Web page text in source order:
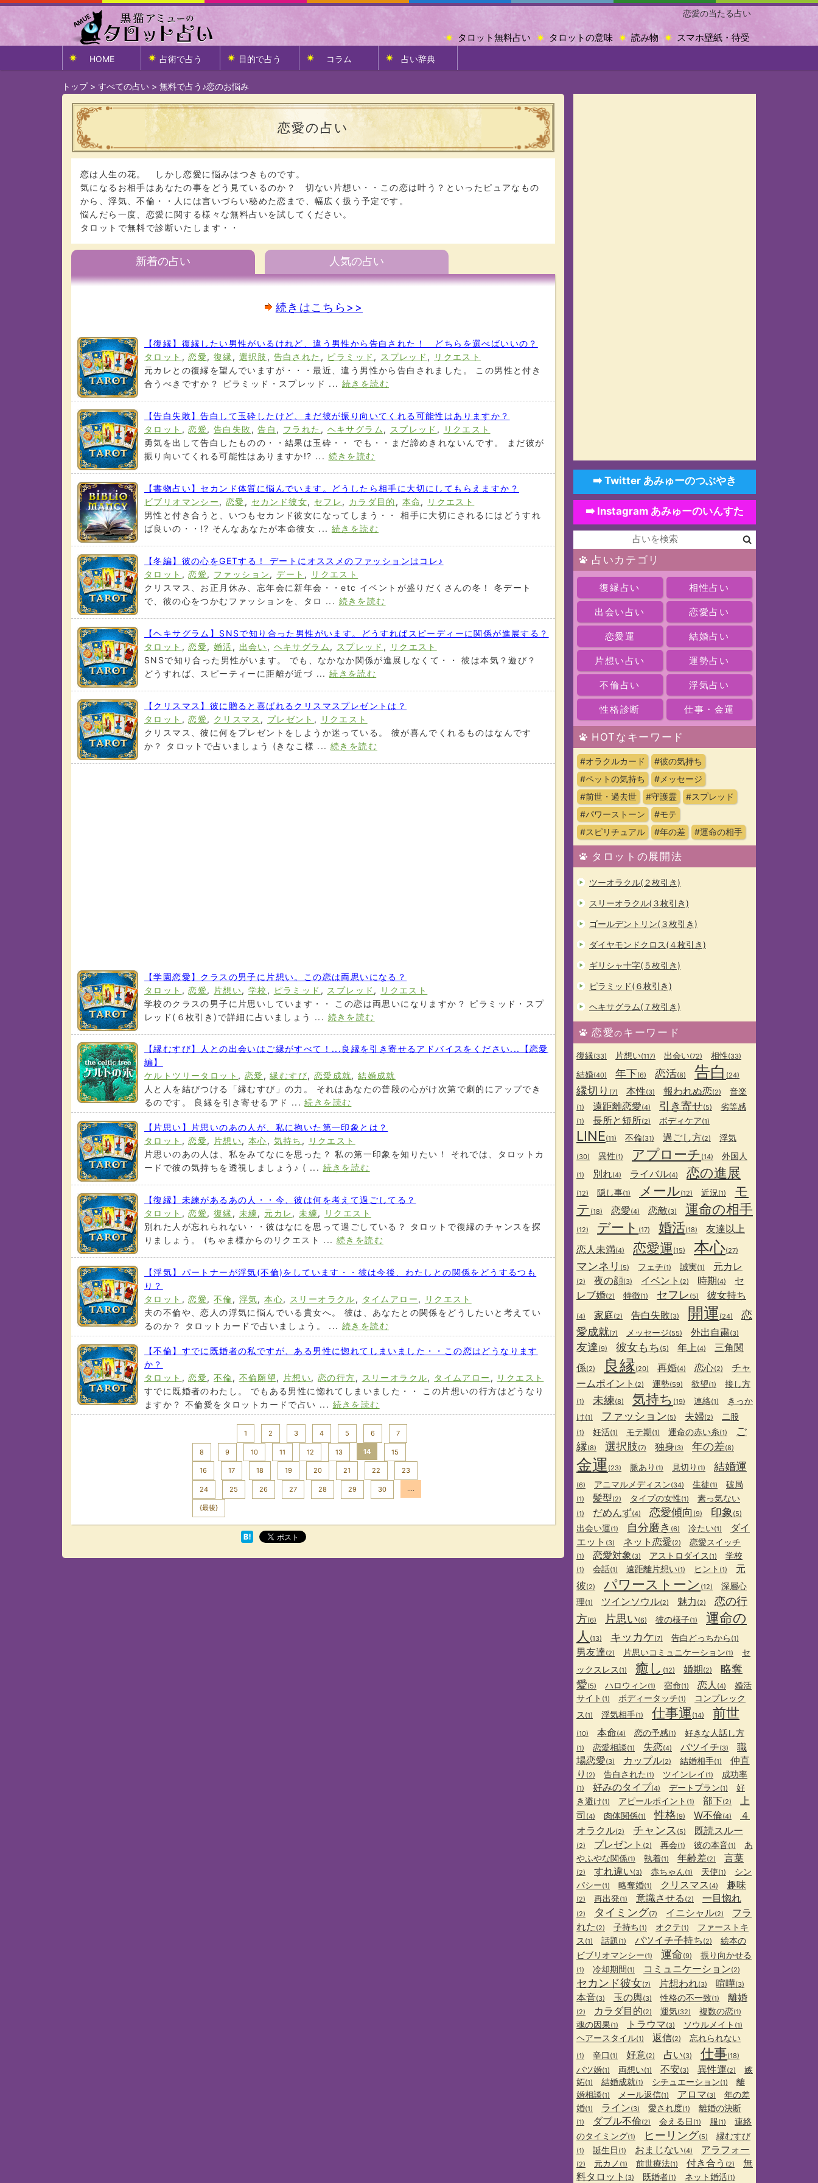
恋愛の当たる占い
スマホ壁紙・待受
読み物
タロットの意味
タロット無料占い
HOME 占術で占う 目的で占う コラム 占い辞典
トップ> すべての占い > 無料で占う♪恋のお悩み
恋愛の占い
恋は人生の花。 しかし恋愛に悩みはつきものです。
気になるお相手はあなたの事をどう見ているのか？ 切ない片想い・・この恋は叶う？といったピュアなもの
から、浮気、不倫・・人には言いづらい秘めた恋まで、幅広く扱う予定です。
悩んだら一度、恋愛に関する様々な無料占いを試してください。
タロットで無料で診断いたします・・
新着の占い 人気の占い
続きはこちら>>
【復縁】復縁したい男性がいるけれど、違う男性から告白された！ どちらを選べばいいの？
タロット ,恋愛,復縁 , 選択肢 , 告白された , ピラミッド , スプレッド ,
リクエスト
元カレとの復縁を望んでいますが・・・最近、違う男性から告白されました。 この男性と付き
合うべきですか？ ピラミッド・スプレッド ... 続きを読む
【告白失敗】告白して玉砕したけど、まだ彼が振り向いてくれる可能性はありますか？
タロット ,恋愛,告白失敗 ,告白 , フラれた , ヘキサグラム , スプレッド ,
リクエスト
勇気を出して告白したものの・・結果は玉砕・・ でも・・まだ諦めきれないんです。 まだ彼が
振り向いてくれる可能性はありますか!? ... 続きを読む
【書物占い】セカンド体質に悩んでいます。どうしたら相手に大切にしてもらえますか？
ビブリオマンシー, 恋愛 , セカンド彼女, セフレ , カラダ目的 , 本命,
リクエスト
男性と付き合うと、いつもセカンド彼女になってしまう・・ 相手に大切にされるにはどうすれ
ば良いの・・!? そんなあなたが本命彼女 ... 続きを読む
【冬編】彼の心をGETする！ デートにオススメのファッションはコレ♪
タロット ,恋愛, ファッション,デート ,
リクエスト
クリスマス、お正月休み、忘年会に新年会・・etc イベントが盛りだくさんの冬！ 冬デート
で、彼の心をつかむファッションを、タロ ... 続きを読む
【ヘキサグラム】SNSで知り合った男性がいます。どうすればスピーディーに関係が進展する？
タロット ,恋愛,婚活, 出会い, ヘキサグラム , スプレッド ,
リクエスト
SNSで知り合った男性がいます。 でも、なかなか関係が進展しなくて・・ 彼は本気？遊び？
どうすれば、スピーティーに距離が近づ ...続きを読む
【クリスマス】彼に贈ると喜ばれるクリスマスプレゼントは？
タロット ,恋愛, クリスマス , プレゼント ,
リクエスト
クリスマス、彼に何をプレゼントをしようか迷っている。 彼が喜んでくれるものはなんです
か？ タロットで占いましょう (きなこ様 ... 続きを読む
【学園恋愛】クラスの男子に片想い。この恋は両思いになる？
タロット ,恋愛, 片想い,学校 , ピラミッド , スプレッド ,
リクエスト
学校のクラスの男子に片思いしています・・ この恋は両思いになりますか？ ピラミッド・スプ
レッド(６枚引き)で詳細に占いましょう ... 続きを読む
【縁むすび】人との出会いはご縁がすべて！...良縁を引き寄せるアドバイスをください...【恋愛
編】
ケルトツリータロット , 恋愛 ,縁むすび, 恋愛成就,結婚成就
人と人を結びつける「縁むすび」の力。 それはあなたの普段の心がけ次第で劇的にアップでき
るのです。 良縁を引き寄せるアド ...続きを読む
【片思い】片思いのあの人が、私に抱いた第一印象とは？
タロット ,恋愛, 片想い,本心, 気持ち ,
リクエスト
片思いのあの人は、私をみてなにを思った？ 私の第一印象を知りたい！ それでは、タロットカ
ードで彼の気持ちを透視しましょう♪ ( ... 続きを読む
【復縁】未練があるあの人・・今、彼は何を考えて過ごしてる？
タロット ,恋愛,復縁 , 未練, 元カレ ,未練,
リクエスト
別れた人が忘れられない・・彼はなにを思って過ごしている？ タロットで復縁のチャンスを探
りましょう。 (ちゃま様からのリクエスト ... 続きを読む
【浮気】パートナーが浮気(不倫)をしています・・彼は今後、わたしとの関係をどうするつも
り？
タロット ,恋愛,不倫, 浮気,本心, スリーオラクル, タイムアロー,
リクエスト
夫の不倫や、恋人の浮気に悩んでいる貴女へ。 彼は、あなたとの関係をどうしたいと考えてい
るのか？ タロットカードで占いましょう。 ... 続きを読む
【不倫】すでに既婚者の私ですが、ある男性に惚れてしまいました・・この恋はどうなります
か？
タロット ,恋愛,不倫, 不倫願望, 片想い,恋の行方, スリーオラクル, タイムアロー , リクエスト
すでに既婚者のわたし。 でもある男性に惚れてしまいました・・ この片想いの行方はどうなり
ますか？ 不倫愛をタロットカードで占い ... 続きを読む
1 2 3 4 5 6 7
8 9 10 11 12 13 14 15
16 17 18 19 20 21 22 23
24 25 26 27 28 29 30 ....
{最後}
➡️ Twitter あみゅーのつぶやき
➡️ Instagram あみゅーのいんすた
占いカテゴリ
復縁占い 相性占い
出会い占い 恋愛占い
恋愛運 結婚占い
片想い占い 運勢占い
不倫占い 浮気占い
性格診断 仕事・金運
HOTなキーワード
#オラクルカード
#彼の気持ち
#ペットの気持ち
#メッセージ
#前世・過去世
#守護霊
#スプレッド
#パワーストーン
#モテ
#スピリチュアル
#年の差 #運命の相手
タロットの展開法
ツーオラクル(２枚引き)
スリーオラクル(３枚引き)
ゴールデントリン(３枚引き)
ダイヤモンドクロス(４枚引き)
ギリシャ十字(５枚引き)
ピラミッド(６枚引き)
ヘキサグラム(７枚引き)
恋愛のキーワード
復縁(33) 片想い(117) 出会い(72) 相性(33)
結婚(40) 年下(6) 恋活(8) 告白 (24)
縁切り (7) 本性(3) 報われぬ恋(2) 音楽
(1) 遠距離恋愛(4) 引き寄せ(5) 劣等感
(1) 長所と短所(2) ボディケア(1)
LINE(11) 不倫(31) 過ごし方(2) 浮気
(30) 異性(1) アプローチ (14) 外国人
(1) 別れ(4) ライバル(4) 恋の進展
(12) 隠し事(1) メール(12) 近況 (1)
モ
テ (18) 恋愛(4) 恋敵(3) 運命の相手
(12) デート (17) 婚活(18)
友達以上
恋人未満(4) 恋愛運 (15) 本心(27)
マンネリ (5) フェチ(1) 誠実(1) 元カレ
(2) 夜の顔(3) イベント (2) 時期(4)
セ
レブ婚(2) 特徴(1) セフレ (5) 彼女持ち
(4) 家庭(2) 告白失敗(3) 開運 (24)
恋
愛成就(7) メッセージ(55) 外出自粛(3)
友達 (9) 彼女もち (5) 年上(4)
三角関
係(2) 良縁(20) 再婚(4) 恋心(2)
チャ
ームポイント (2) 運勢(59) 欲望(1) 接し方
(1) 未練(8) 気持ち (19) 連絡(1)
きっか
け(1) ファッション(5) 夫婦(2) 二股
(1) 妊活(1) モテ期(1) 運命の赤い糸(1)
ご
縁(8) 選択肢(7) 独身(3) 年の差(8)
金運 (23) 脈あり (1) 見切り (1) 結婚運
(6) アニマルメディスン(34) 生徒(1) 破局
(1) 髪型(2) タイプの女性(1) 素っ気ない
(1) だめんず(4) 恋愛傾向 (9) 印象 (5)
出会い運(1) 自分磨き (6) 冷たい(1)
ダイ
エット (3) ネット恋愛(2) 恋愛スイッチ
(1) 恋愛対象(3) アストロダイス (1) 学校
(1) 会話(1) 遠距離片想い(1) ヒント (1)
元
彼(2) パワーストーン (12)
深層心
理(1) ツインソウル(2) 魅力 (2)
恋の行
方(6) 片思い(6) 彼の様子(1)
運命の
人 (13) キッカケ(7) 告白どっちから (1)
男友達(2) 片思いコミュニケーション(1)
セ
ックスレス (1) 癒し (12) 婚期(2)
略奪
愛(5) ハロウィン(1) 宿命(1) 恋人 (4)
婚活
サイト (1) ボディータッチ(1)
コンプレック
ス (1) 浮気相手(1) 仕事運 (14) 前世
(10) 本命(4) 恋の予感(1) 好きな人話し方
(1) 恋愛相談(1) 失恋(4) バツイチ(3)
職
場恋愛(3) カップル(2) 結婚相手(1)
仲直
り (2) 告白された (1) ツインレイ (1) 成功率
(1) 好みのタイプ(4) デートプラン(1)
好
き避け(1) アピールポイント (1) 部下(2)
上
司 (4) 肉体関係(1) 性格(9) W不倫(4)
４
オラクル(2) チャンス (5) 既読スルー
(2) プレゼント (2) 再会(1) 彼の本音(1)
あ
やふやな関係(1) 執着(1) 年齢差(2) 言葉
(2) すれ違い(3) 赤ちゃん(1) 天使(1)
シン
パシー(1) 略奪婚(1) クリスマス (4) 趣味
(2) 再出発(1) 意識させる (2) 一目惚れ
(2) タイミング(7) イニシャル(2)
フラ
れた (2) 子持ち(1) オクテ(1)
ファーストキ
ス (1) 話題(1) バツイチ子持ち (2)
絵本の
ビブリオマンシー(1) 運命(9) 振り向かせる
(1) 冷却期間(1) コミュニケーション(2)
セカンド彼女(7) 片想われ(3) 喧嘩(3)
本音(3) 玉の輿(3) 性格の不一致(1) 離婚
(2) カラダ目的(2) 運気(32) 複数の恋(1)
魂の因果(1) トラウマ(3) ソウルメイト (1)
ヘアースタイル(1) 返信(2) 忘れられない
(1) 辛口 (1) 好意(2) 占い(3) 仕事(18)
バツ婚(1) 両想い(1) 不安(3) 異性運(2)
嫉
妬(1) 結婚成就(1) シチュエーション(1)
離
婚相談(1) メール返信(1) アロマ(3)
年の差
婚(1) ライン(3) 愛され度(1) 離婚の決断
(1) ダブル不倫(2) 会える日 (1) 服(1)
連絡
のタイミング(1) ヒーリング(5) 縁むすび
(1) 誕生日 (1) おまじない(4) アラフォー
(2) 元カノ (1) 前世療法(1) 付き合う (2)
無
料タロット (3) 既婚者(1) ネット婚活(1)